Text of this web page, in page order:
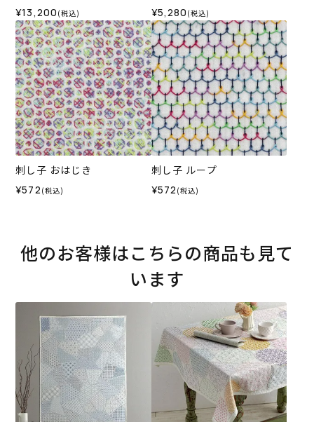
¥13,200 (税込) ¥5,280 (税込)
刺し子 おはじき
¥572 (税込)
刺し子 ループ
¥572 (税込)
他のお客様はこちらの商品も見て
います